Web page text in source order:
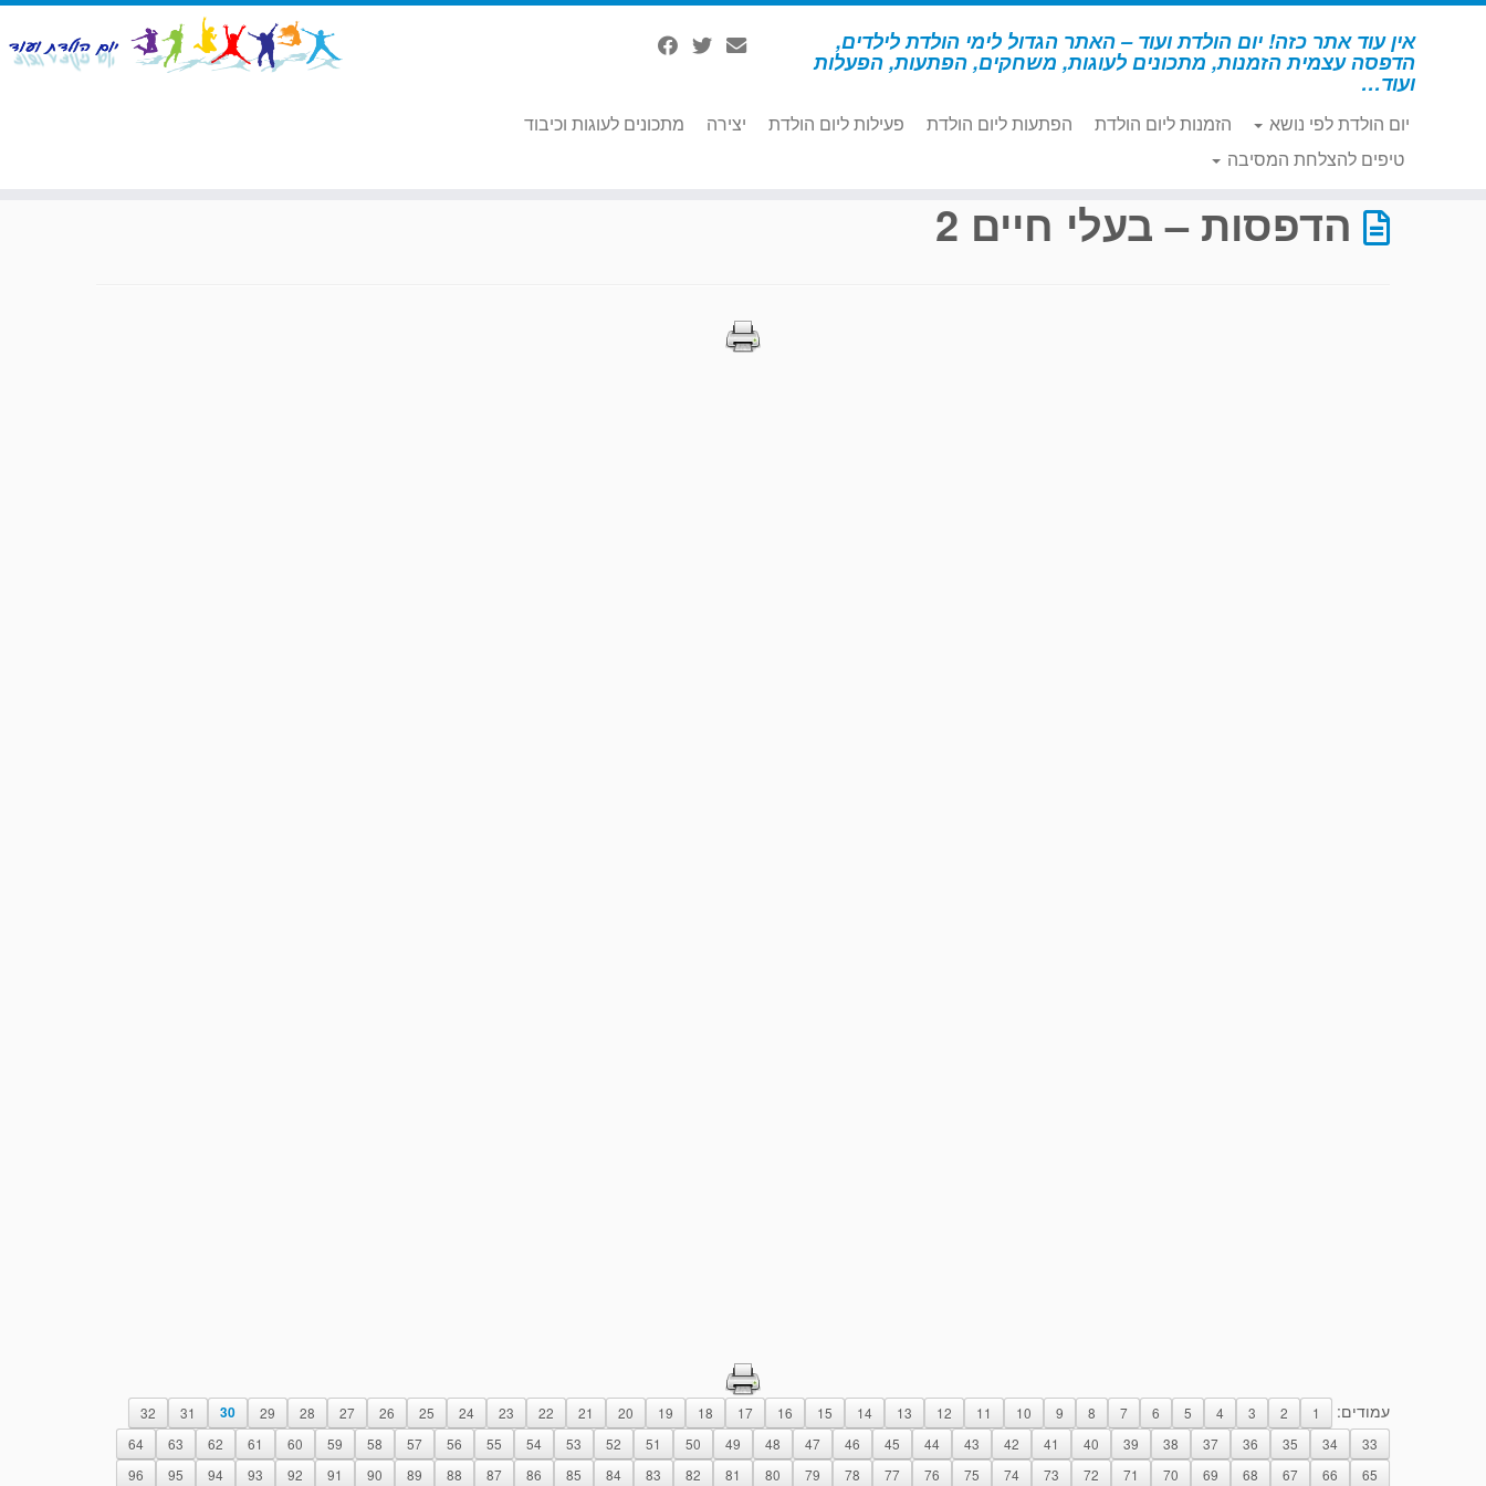
דלג
אין עוד אתר כזה! יום הולדת ועוד – האתר הגדול לימי הולדת לילדים,
הדפסה עצמית הזמנות, מתכונים לעוגות, משחקים, הפתעות, הפעלות
ועוד…
יום הולדת לפי נושא הזמנות ליום הולדת הפתעות ליום הולדת פעילות ליום הולדת יצירה
מתכונים לעוגות וכיבוד
טיפים להצלחת המסיבה
דף הבית » הדפסות – בעלי חיים 2
הדפסות – בעלי חיים 2
עמודים: 1
2
3
4
5
6
7
8
9
10
11
12
13
14
15
16
17
18
19
20
21
22
23
24
25
26
27
28
29
30
31
32
33
34
35
36
37
38
39
40
41
42
43
44
45
46
47
48
49
50
51
52
53
54
55
56
57
58
59
60
61
62
63
64
65
66
67
68
69
70
71
72
73
74
75
76
77
78
79
80
81
82
83
84
85
86
87
88
89
90
91
92
93
94
95
96